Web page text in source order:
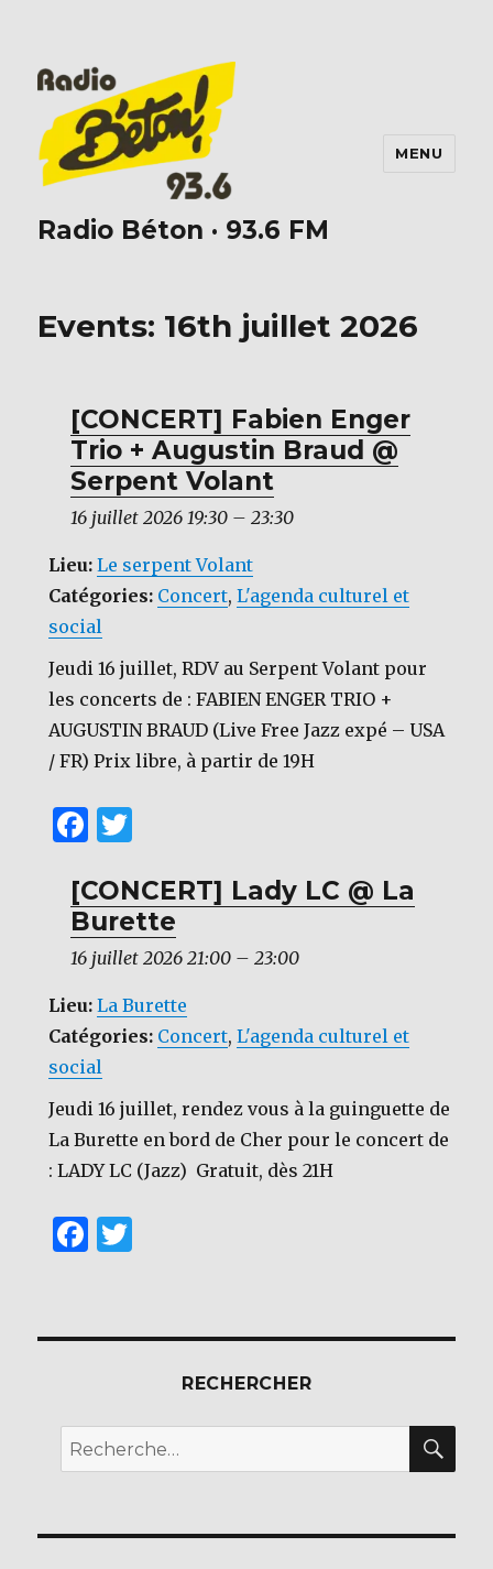
Radio Béton · 93.6 FM
MENU
Events: 16th juillet 2026
[CONCERT] Fabien Enger
Trio + Augustin Braud @
Serpent Volant
16 juillet 2026 19:30– 23:30
Lieu: Le serpent Volant
Catégories: Concert,L'agenda culturel et
social
Jeudi 16 juillet, RDV au Serpent Volant pour
les concerts de : FABIEN ENGER TRIO +
AUGUSTIN BRAUD (Live Free Jazz expé – USA
/ FR) Prix libre, à partir de 19H
F
c
e
b
o
o
k
it
te
r
[CONCERT] Lady LC @ La
Burette
16 juillet 2026 21:00– 23:00
Lieu: La Burette
Catégories: Concert,L'agenda culturel et
social
Jeudi 16 juillet, rendez vous à la guinguette de
La Burette en bord de Cher pour le concert de
: LADY LC (Jazz) Gratuit, dès 21H
F
e
o
k
te
RECHERCHER
Recherche
pour :